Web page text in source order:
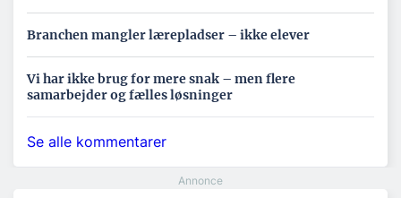
Branchen mangler lærepladser – ikke elever
Vi har ikke brug for mere snak – men flere
samarbejder og fælles løsninger
Se alle kommentarer